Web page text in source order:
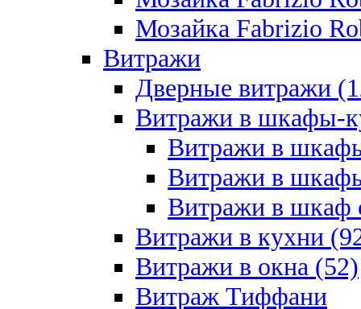
Мозайка Fabrizio
Витражи
Дверные витражи
Витражи в шкафы-
Витражи в
Витражи в
Витражи в шкаф
Витражи в кухни
Витражи в окна (52)
Витраж Тиффани